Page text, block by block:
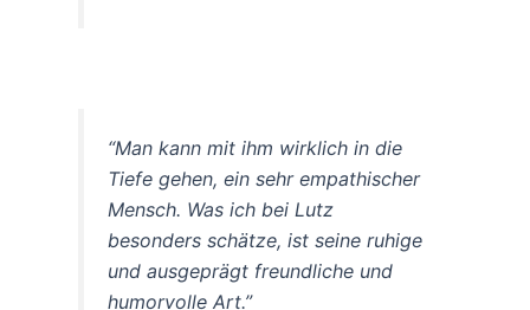
“Man kann mit ihm wirklich in die
Tiefe gehen, ein sehr empathischer
Mensch. Was ich bei Lutz
besonders schätze, ist seine ruhige
und ausgeprägt freundliche und
humorvolle Art.”